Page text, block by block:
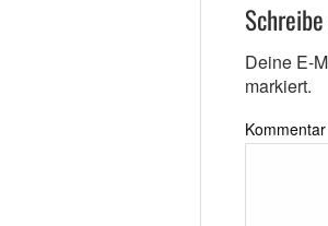
Deine E-
markiert.
Kommentar